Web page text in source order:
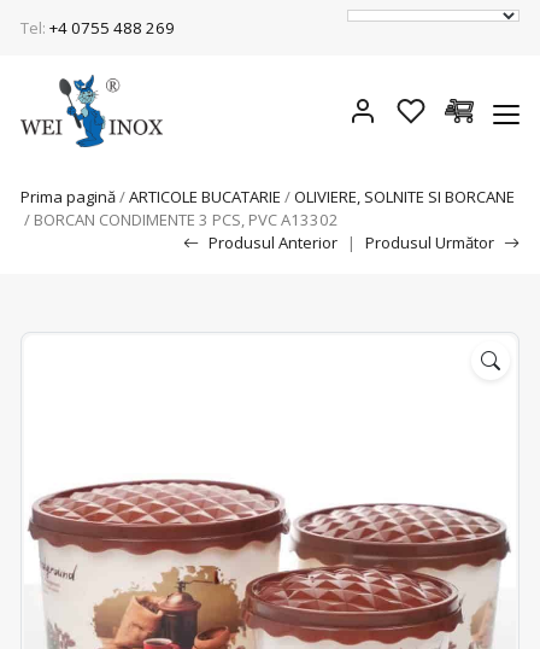
Tel: +4 0755 488 269
Prima pagină/ARTICOLE BUCATARIE /OLIVIERE, SOLNITE SI BORCANE
/ BORCAN CONDIMENTE 3 PCS, PVC A13302
Produsul Anterior
| Produsul Următor